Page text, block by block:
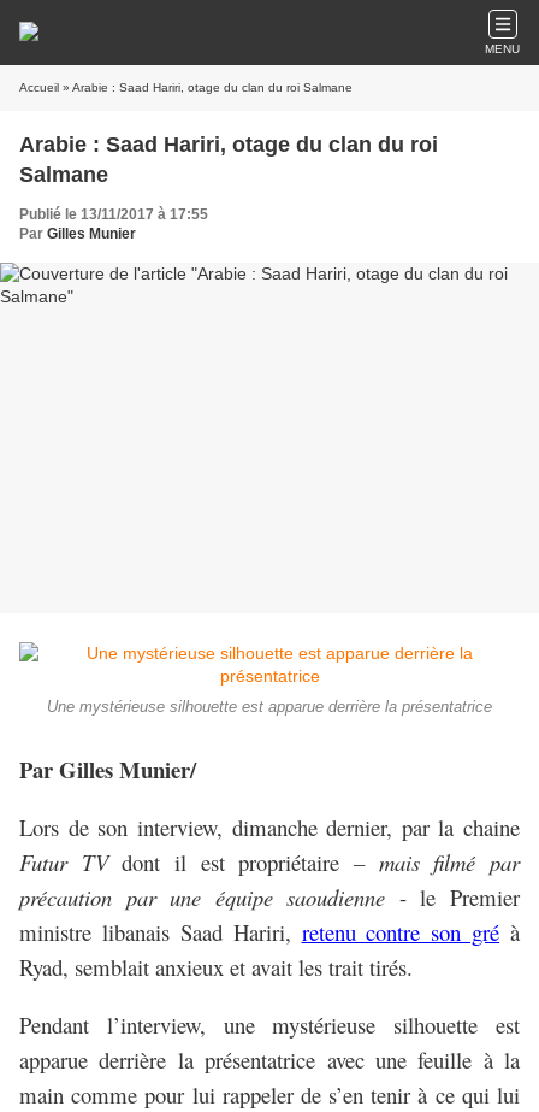
MENU
Accueil » Arabie : Saad Hariri, otage du clan du roi Salmane
Arabie : Saad Hariri, otage du clan du roi
Salmane
Publié le 13/11/2017 à 17:55
Par Gilles Munier
Une mystérieuse silhouette est apparue derrière la présentatrice
Par Gilles Munier/
Lors de son interview, dimanche dernier, par la chaine
Futur TVdont il est propriétaire – mais filmé par
précaution par une équipe saoudienne - le Premier
ministre libanais Saad Hariri, retenu contre son gré à
Ryad, semblait anxieux et avait les trait tirés.
Pendant l’interview, une mystérieuse silhouette est
apparue derrière la présentatrice avec une feuille à la
main comme pour lui rappeler de s’en tenir à ce qui lui